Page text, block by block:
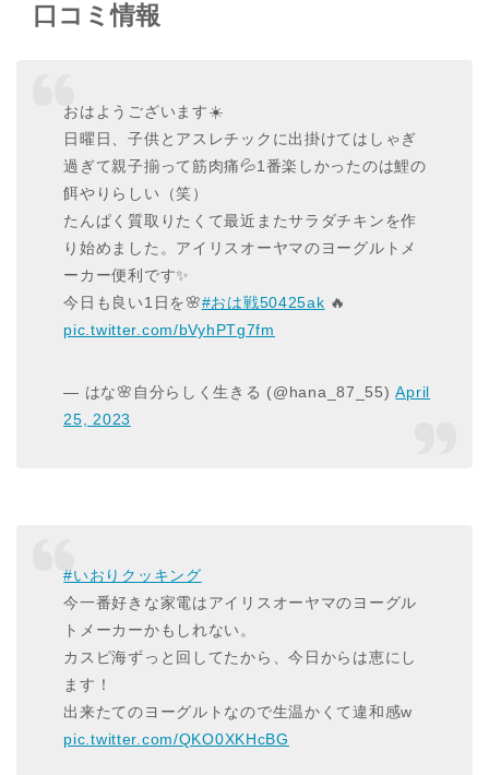
口コミ情報
おはようございます☀️
日曜日、子供とアスレチックに出掛けてはしゃぎ
過ぎて親子揃って筋肉痛💦1番楽しかったのは鯉の
餌やりらしい（笑）
たんぱく質取りたくて最近またサラダチキンを作
り始めました。アイリスオーヤマのヨーグルトメ
ーカー便利です✨
今日も良い1日を🌸#おは戦50425ak 🔥
pic.twitter.com/bVyhPTg7fm
— はな🌸自分らしく生きる (@hana_87_55)April
25, 2023
#いおりクッキング
今一番好きな家電はアイリスオーヤマのヨーグル
トメーカーかもしれない。
カスピ海ずっと回してたから、今日からは恵にし
ます！
出来たてのヨーグルトなので生温かくて違和感w
pic.twitter.com/QKO0XKHcBG